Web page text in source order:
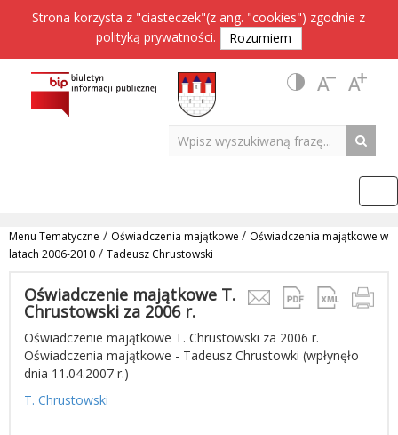
Strona korzysta z "ciasteczek"(z ang. "cookies") zgodnie z
polityką prywatności. Rozumiem
Menu Tematyczne / Oświadczenia majątkowe / Oświadczenia majątkowe w
latach 2006-2010 / Tadeusz Chrustowski
Oświadczenie majątkowe T.
Chrustowski za 2006 r.
Oświadczenie majątkowe T. Chrustowski za 2006 r.
Oświadczenia majątkowe - Tadeusz Chrustowki (wpłynęło
dnia 11.04.2007 r.)
T. Chrustowski